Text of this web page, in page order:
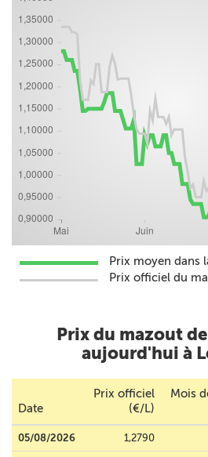
Prix moyen dans
Prix officiel du
Prix du mazout
aujourd'hui à
Date
Prix officiel
(€/L)
Mois
05/08/2026 1,2790